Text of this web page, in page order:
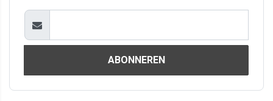
ABONNEREN